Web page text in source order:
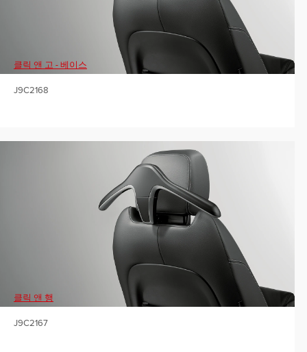
클릭 앤 고 - 베이스
J9C2168
클릭 앤 행
J9C2167